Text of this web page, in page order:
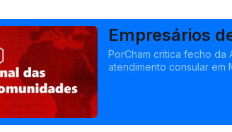
Empresários
portuguesa
PorCham critica fecho da
atendimento consular em